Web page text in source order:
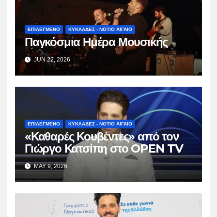
ΕΠΙΛΕΓΜΕΝΟ ΚΥΚΛΑΔΕΣ - ΝΟΤΙΟ ΑΙΓΑΙΟ
Παγκόσμια Ημέρα Μουσικής
JUN 22, 2026
ΕΠΙΛΕΓΜΕΝΟ ΚΥΚΛΑΔΕΣ - ΝΟΤΙΟ ΑΙΓΑΙΟ
«Καθαρές Κουβέντες» από τον
Γιώργο Κατσίπη στο OPEN TV
MAY 9, 2026